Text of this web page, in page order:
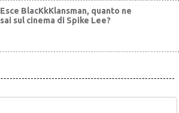
Esce BlacKkKlansman, quanto ne
sai sul cinema di Spike Lee?